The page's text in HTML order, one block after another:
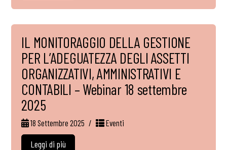
IL MONITORAGGIO DELLA GESTIONE
PER L’ADEGUATEZZA DEGLI ASSETTI
ORGANIZZATIVI, AMMINISTRATIVI E
CONTABILI – Webinar 18 settembre
2025
18 Settembre 2025 Eventi
Leggi di più